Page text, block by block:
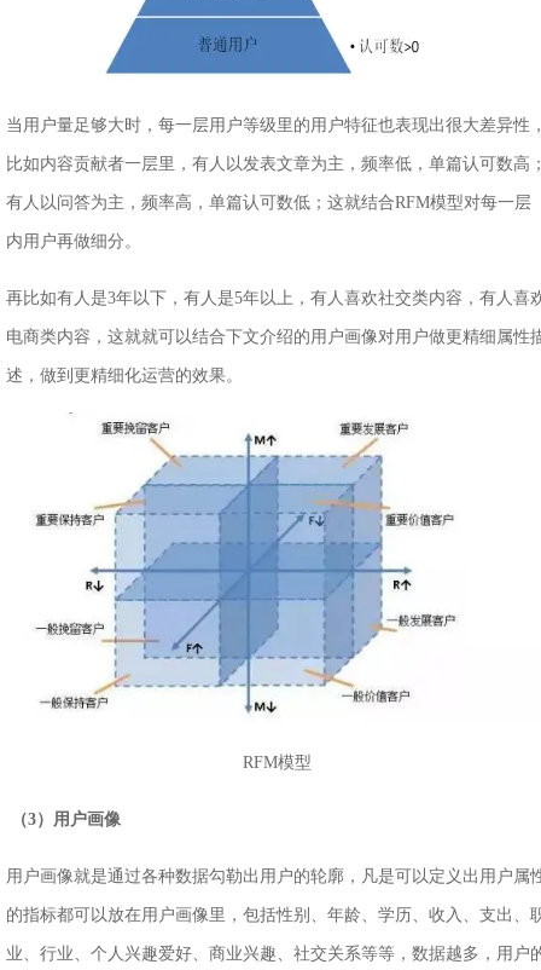
当用户量足够大时，每一层用户等级里的用户特征也表现出很大差异性
比如内容贡献者一层里，有人以发表文章为主，频率低，单篇认可数高
有人以问答为主，频率高，单篇认可数低；这就结合RFM模型对每一层
内用户再做细分。
再比如有人是3年以下，有人是5年以上，有人喜欢社交类内容，有人喜
电商类内容，这就就可以结合下文介绍的用户画像对用户做更精细属性
述，做到更精细化运营的效果。
RFM模型
（3）用户画像
用户画像就是通过各种数据勾勒出用户的轮廓，凡是可以定义出用户属
的指标都可以放在用户画像里，包括性别、年龄、学历、收入、支出、
业、行业、个人兴趣爱好、商业兴趣、社交关系等等，数据越多，用户